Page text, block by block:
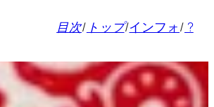
目次/ トップ/インフォ/ ?